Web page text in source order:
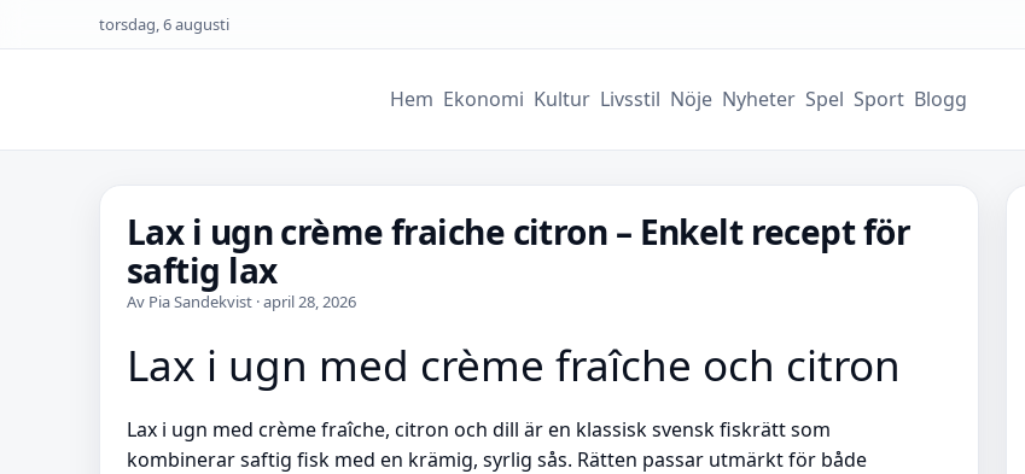
torsdag, 6 augusti
Hem Ekonomi Kultur Livsstil Nöje Nyheter Spel Sport Blogg
Lax i ugn crème fraiche citron – Enkelt recept för
saftig lax
Av Pia Sandekvist · april 28, 2026
Lax i ugn med crème fraîche och citron
Lax i ugn med crème fraîche, citron och dill är en klassisk svensk fiskrätt som
kombinerar saftig fisk med en krämig, syrlig sås. Rätten passar utmärkt för både